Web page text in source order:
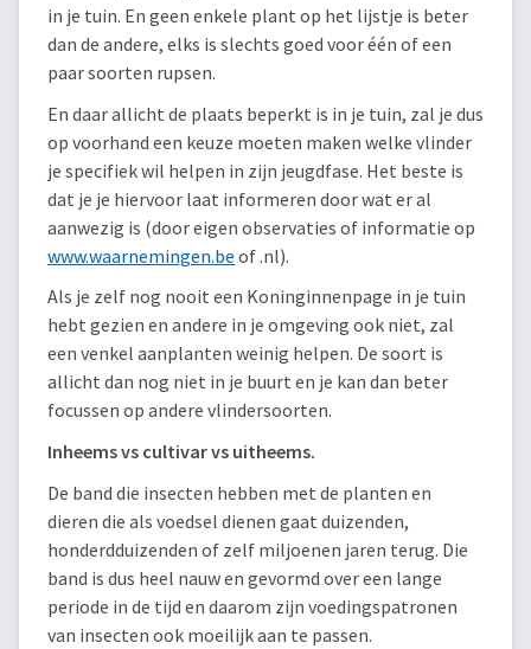
in je tuin. En geen enkele plant op het lijstje is beter
dan de andere, elks is slechts goed voor één of een
paar soorten rupsen.
En daar allicht de plaats beperkt is in je tuin, zal je dus
op voorhand een keuze moeten maken welke vlinder
je specifiek wil helpen in zijn jeugdfase. Het beste is
dat je je hiervoor laat informeren door wat er al
aanwezig is (door eigen observaties of informatie op
www.waarnemingen.be of .nl).
Als je zelf nog nooit een Koninginnenpage in je tuin
hebt gezien en andere in je omgeving ook niet, zal
een venkel aanplanten weinig helpen. De soort is
allicht dan nog niet in je buurt en je kan dan beter
focussen op andere vlindersoorten.
Inheems vs cultivar vs uitheems.
De band die insecten hebben met de planten en
dieren die als voedsel dienen gaat duizenden,
honderdduizenden of zelf miljoenen jaren terug. Die
band is dus heel nauw en gevormd over een lange
periode in de tijd en daarom zijn voedingspatronen
van insecten ook moeilijk aan te passen.